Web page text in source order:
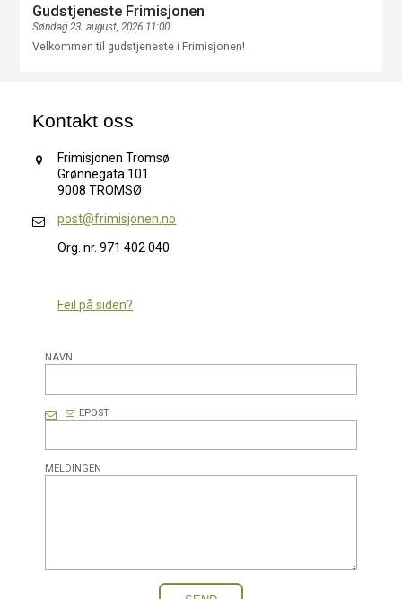
Gudstjeneste Frimisjonen
Søndag 23. august, 2026 11:00
Velkommen til gudstjeneste i Frimisjonen!
Kontakt oss
Frimisjonen Tromsø
Grønnegata 101
9008 TROMSØ
post@frimisjonen.no
Org. nr. 971 402 040
Feil på siden?
NAVN
EPOST
MELDINGEN